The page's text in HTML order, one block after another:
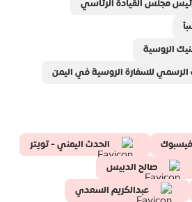
مجلس القيادة الرئاسي
الروسية
الرسمي للسفارة الروسية في اليمن
الحدث اليمني - تويتر
صالح الدبيس
عبدالكريم السعدي